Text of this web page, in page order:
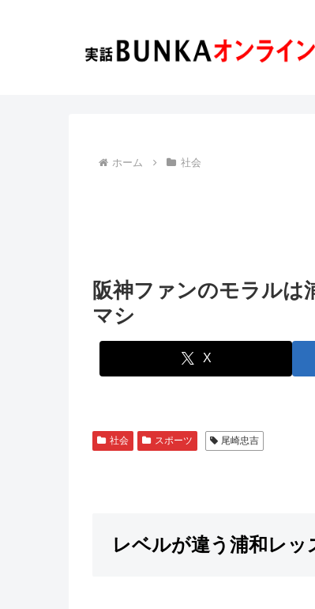
ホーム 社会
阪神ファンのモラルは
マシ
X
社会 スポーツ 尾崎忠吉
レベルが違う浦和レ